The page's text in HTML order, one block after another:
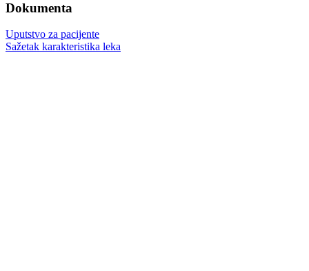
Dokumenta
Uputstvo za pacijente
Sažetak karakteristika leka